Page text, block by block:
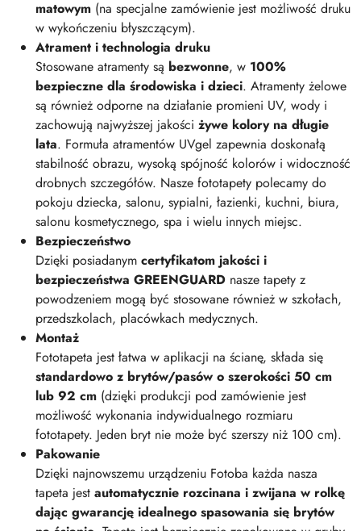
matowym (na specjalne zamówienie jest możliwość druku
w wykończeniu błyszczącym).
Atrament i technologia druku
Stosowane atramenty są bezwonne, w 100%
bezpieczne dla środowiska i dzieci. Atramenty żelowe
są również odporne na działanie promieni UV, wody i
zachowują najwyższej jakości żywe kolory na długie
lata. Formuła atramentów UVgel zapewnia doskonałą
stabilność obrazu, wysoką spójność kolorów i widoczność
drobnych szczegółów. Nasze fototapety polecamy do
pokoju dziecka, salonu, sypialni, łazienki, kuchni, biura,
salonu kosmetycznego, spa i wielu innych miejsc.
Bezpieczeństwo
Dzięki posiadanym certyfikatom jakości i
bezpieczeństwa GREENGUARD nasze tapety z
powodzeniem mogą być stosowane również w szkołach,
przedszkolach, placówkach medycznych.
Montaż
Fototapeta jest łatwa w aplikacji na ścianę, składa się
standardowo z brytów/pasów o szerokości 50 cm
lub 92 cm (dzięki produkcji pod zamówienie jest
możliwość wykonania indywidualnego rozmiaru
fototapety. Jeden bryt nie może być szerszy niż 100 cm).
Pakowanie
Dzięki najnowszemu urządzeniu Fotoba każda nasza
tapeta jest automatycznie rozcinana i zwijana w rolkę
dając gwarancję idealnego spasowania się brytów